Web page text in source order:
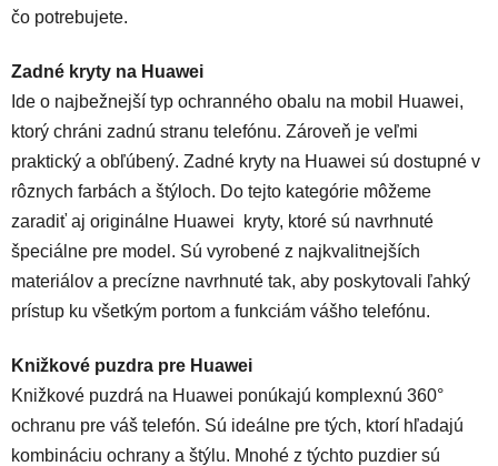
čo potrebujete.
Zadné kryty na Huawei
Ide o najbežnejší typ ochranného obalu na mobil Huawei,
ktorý chráni zadnú stranu telefónu. Zároveň je veľmi
praktický a obľúbený. Zadné kryty na Huawei sú dostupné v
rôznych farbách a štýloch. Do tejto kategórie môžeme
zaradiť aj originálne Huawei kryty, ktoré sú navrhnuté
špeciálne pre model. Sú vyrobené z najkvalitnejších
materiálov a precízne navrhnuté tak, aby poskytovali ľahký
prístup ku všetkým portom a funkciám vášho telefónu.
Knižkové puzdra pre Huawei
Knižkové puzdrá na Huawei ponúkajú komplexnú 360°
ochranu pre váš telefón. Sú ideálne pre tých, ktorí hľadajú
kombináciu ochrany a štýlu. Mnohé z týchto puzdier sú